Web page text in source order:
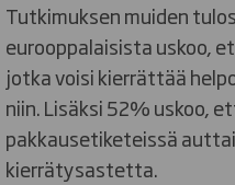
Tutkimuksen muiden
eurooppalaisista uskoo,
jotka voisi kierrättää
niin. Lisäksi 52% uskoo,
pakkausetiketeissä
kierrätysastetta.